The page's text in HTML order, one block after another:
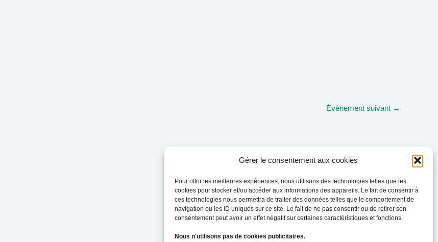
Gérer le consentement aux cookies
Pour offrir les meilleures expériences, nous utilisons des technologies telles que les
cookies pour stocker et/ou accéder aux informations des appareils. Le fait de consentir à
ces technologies nous permettra de traiter des données telles que le comportement de
navigation ou les ID uniques sur ce site. Le fait de ne pas consentir ou de retirer son
consentement peut avoir un effet négatif sur certaines caractéristiques et fonctions.
Nous n'utilisons pas de cookies publicitaires.
Évènement suivant →